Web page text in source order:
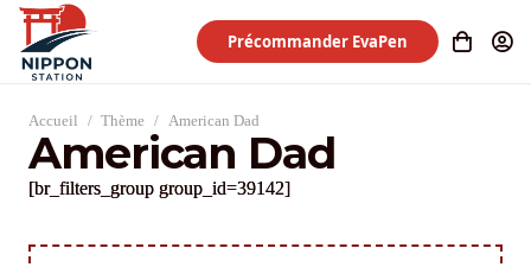
Précommander EvaPen
Accueil / Thème / American Dad
American Dad
[br_filters_group group_id=39142]